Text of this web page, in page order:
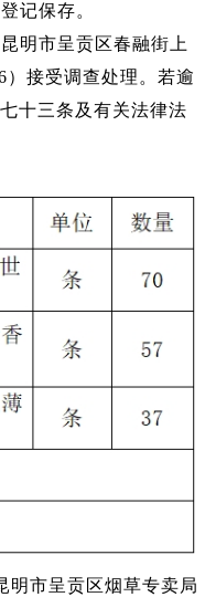
记保存。
明市呈贡区春融街上
接受调查处理。若逾
十三条及有关法律法
明市呈贡区烟草专卖局